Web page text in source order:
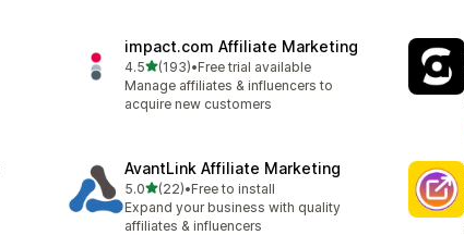
impact.com Affiliate Marketing
4.55つ星中
(193)
合計レビュー数：193件
•Free trial available
Manage affiliates & influencers to
acquire new customers
AvantLink Affiliate Marketing
5.05つ星中
(22)
合計レビュー数：22件
•Free to install
Expand your business with quality
affiliates & influencers